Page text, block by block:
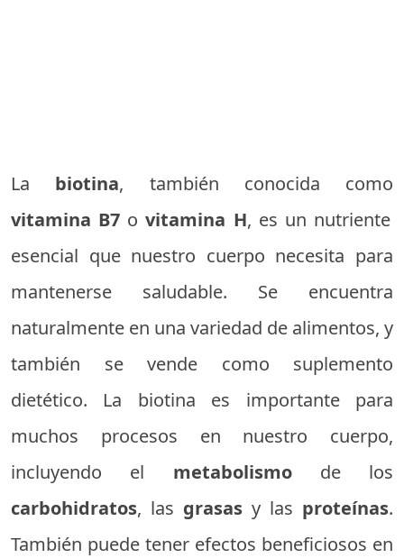
La biotina, también conocida como
vitamina B7 ovitamina H, es un nutriente
esencial que nuestro cuerpo necesita para
mantenerse saludable. Se encuentra
naturalmente en una variedad de alimentos, y
también se vende como suplemento
dietético. La biotina es importante para
muchos procesos en nuestro cuerpo,
incluyendo el metabolismo de los
carbohidratos, las grasas y las proteínas.
También puede tener efectos beneficiosos en